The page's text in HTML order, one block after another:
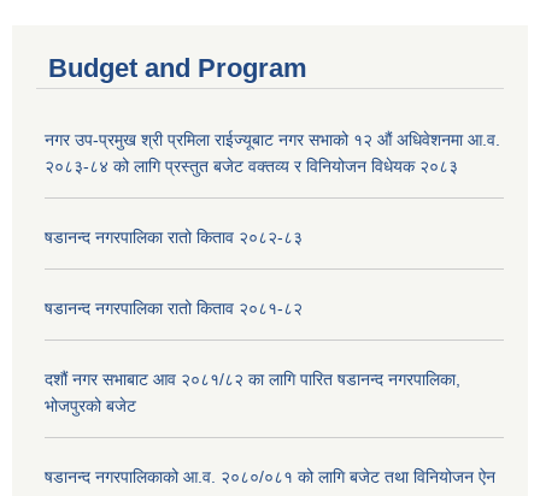
Budget and Program
नगर उप-प्रमुख श्री प्रमिला राईज्यूबाट नगर सभाको १२ ‍औं अधिवेशनमा आ.व.
२०८३-८४ को लागि प्रस्तुत बजेट वक्तव्य र विनियोजन विधेयक २०८३
षडानन्द नगरपालिका रातो किताव २०८२-८३
षडानन्द नगरपालिका रातो किताव २०८१-८२
दशौं नगर सभाबाट आव २०८१/८२ का लागि पारित षडानन्द नगरपालिका,
भोजपुरको बजेट
षडानन्द नगरपालिकाको आ.व. २०८०/०८१ को लागि बजेट तथा विनियोजन ऐन